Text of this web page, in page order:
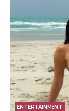
ENTERTAINMENT